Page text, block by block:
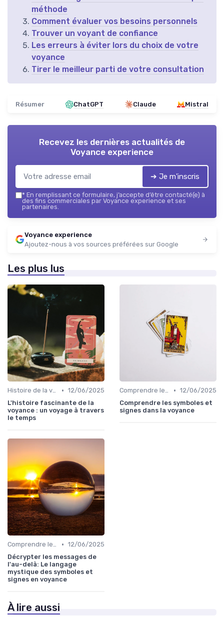
méthode
Comment évaluer vos besoins personnels
Trouver un voyant de confiance
Les erreurs à éviter lors du choix de votre
voyance
Tirer le meilleur parti de votre consultation
Résumer ChatGPT Claude Mistral
Recevez les dernières actualités de
Voyance experience
➔ Je m'inscris
* En remplissant ce formulaire, j’accepte d’être contacté(e) à
des fins commerciales par Voyance experience et ses
partenaires.
Voyance experience
Ajoutez-nous à vos sources préférées sur Google
Les plus lus
Histoire de la voyance • 12/06/2025
L'histoire fascinante de la
voyance : un voyage à travers
le temps
Comprendre les symboles et signes • 12/06/2025
Comprendre les symboles et
signes dans la voyance
Comprendre les symboles et signes • 12/06/2025
Décrypter les messages de
l'au-delà: Le langage
mystique des symboles et
signes en voyance
À lire aussi